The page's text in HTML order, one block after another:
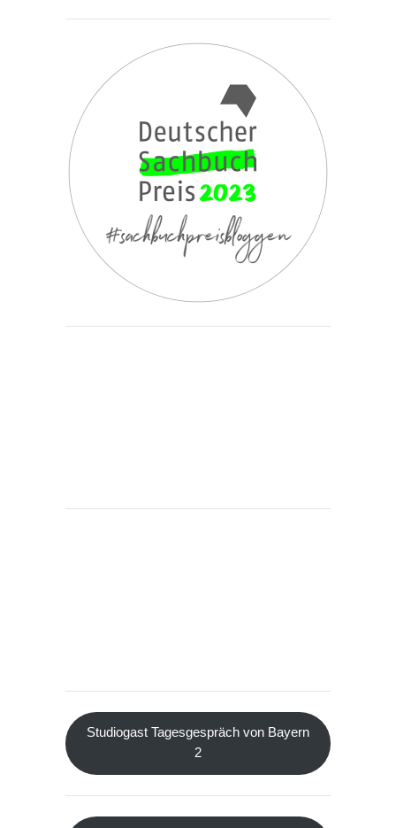
Studiogast Tagesgespräch von Bayern
2